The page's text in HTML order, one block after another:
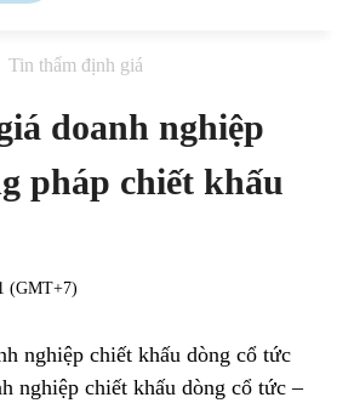
Tin thẩm định giá
doanh nghiệp
pháp chiết khấu
(GMT+7)
nghiệp chiết khấu dòng cổ tức –